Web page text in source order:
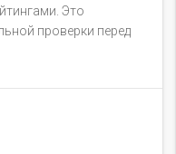
Это
проверки перед